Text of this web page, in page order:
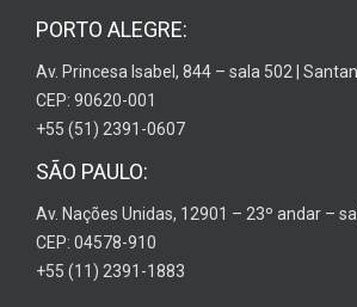
PORTO ALEGRE:
Av. Princesa Isabel, 844 – sala 502 |
CEP: 90620-001
+55 (51) 2391-0607
SÃO PAULO:
Av. Nações Unidas, 12901 – 23º andar –
CEP: 04578-910
+55 (11) 2391-1883